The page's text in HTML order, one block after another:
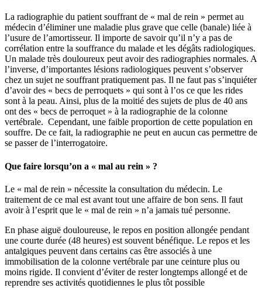
La radiographie du patient souffrant de « mal de rein » permet au
médecin d’éliminer une maladie plus grave que celle (banale) liée à
l’usure de l’amortisseur. Il importe de savoir qu’il n’y a pas de
corrélation entre la souffrance du malade et les dégâts radiologiques.
Un malade très douloureux peut avoir des radiographies normales. A
l’inverse, d’importantes lésions radiologiques peuvent s’observer
chez un sujet ne souffrant pratiquement pas. Il ne faut pas s’inquiéter
d’avoir des « becs de perroquets » qui sont à l’os ce que les rides
sont à la peau. Ainsi, plus de la moitié des sujets de plus de 40 ans
ont des « becs de perroquet » à la radiographie de la colonne
vertébrale. Cependant, une faible proportion de cette population en
souffre. De ce fait, la radiographie ne peut en aucun cas permettre de
se passer de l’interrogatoire.
Que faire lorsqu’on a « mal au rein » ?
Le « mal de rein » nécessite la consultation du médecin. Le
traitement de ce mal est avant tout une affaire de bon sens. Il faut
avoir à l’esprit que le « mal de rein » n’a jamais tué personne.
En phase aiguë douloureuse, le repos en position allongée pendant
une courte durée (48 heures) est souvent bénéfique. Le repos et les
antalgiques peuvent dans certains cas être associés à une
immobilisation de la colonne vertébrale par une ceinture plus ou
moins rigide. Il convient d’éviter de rester longtemps allongé et de
reprendre ses activités quotidiennes le plus tôt possible